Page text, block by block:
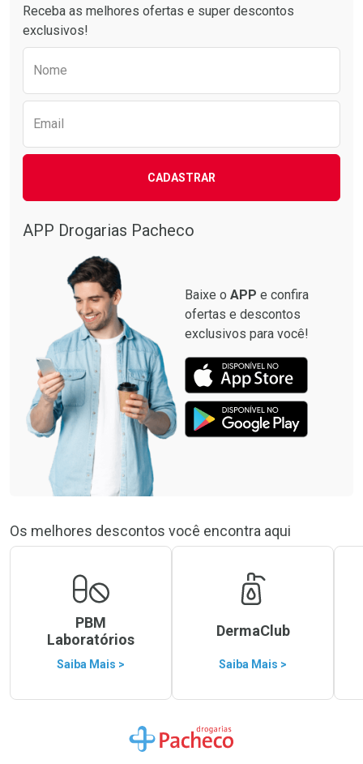
Comprar sem Desconto
Por R$ 64,79/cada
Ativar Desconto
Receba as melhores ofertas e super descontos
exclusivos!
Nome
Email
CADASTRAR
APP Drogarias Pacheco
Baixe o APP e confira
ofertas e descontos
exclusivos para você!
Os melhores descontos você encontra aqui
PBM
Laboratórios
Saiba Mais >
DermaClub
Saiba Mais >
Ir para a Home